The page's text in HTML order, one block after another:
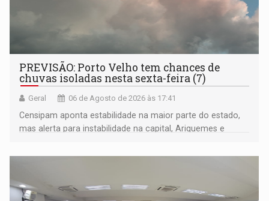
PREVISÃO: Porto Velho tem chances de
chuvas isoladas nesta sexta-feira (7)
Geral 06 de Agosto de 2026 às 17:41
Censipam aponta estabilidade na maior parte do estado,
mas alerta para instabilidade na capital, Ariquemes e